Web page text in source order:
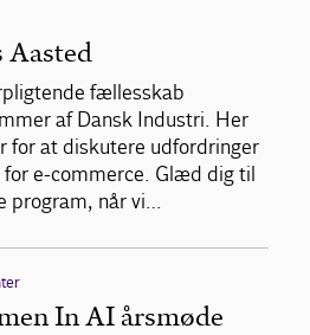
Aasted
fællesskab
af Dansk Industri. Her
for at diskutere udfordringer
e-commerce. Glæd dig til
program, når vi…
In AI årsmøde